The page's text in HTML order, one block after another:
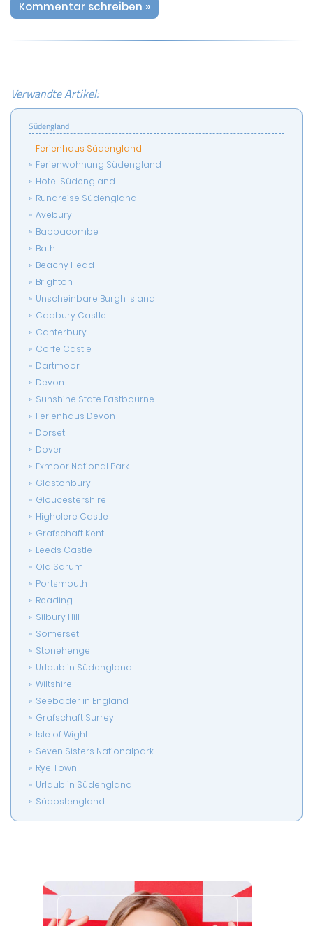
Kommentar schreiben »
Verwandte Artikel:
Südengland
Ferienhaus Südengland
Ferienwohnung Südengland
Hotel Südengland
Rundreise Südengland
Avebury
Babbacombe
Bath
Beachy Head
Brighton
Unscheinbare Burgh Island
Cadbury Castle
Canterbury
Corfe Castle
Dartmoor
Devon
Sunshine State Eastbourne
Ferienhaus Devon
Dorset
Dover
Exmoor National Park
Glastonbury
Gloucestershire
Highclere Castle
Grafschaft Kent
Leeds Castle
Old Sarum
Portsmouth
Reading
Silbury Hill
Somerset
Stonehenge
Urlaub in Südengland
Wiltshire
Seebäder in England
Grafschaft Surrey
Isle of Wight
Seven Sisters Nationalpark
Rye Town
Urlaub in Südengland
Südostengland